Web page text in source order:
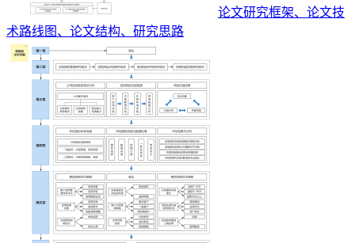
论文研究框架、论文技
术路线图、论文结构、研究思路